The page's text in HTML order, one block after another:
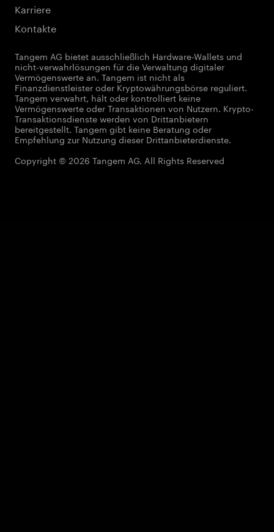
Karriere
Kontakte
Tangem AG bietet ausschließlich Hardware-Wallets und
nicht-verwahrlösungen für die Verwaltung digitaler
Vermögenswerte an. Tangem ist nicht als
Finanzdienstleister oder Kryptowährungsbörse reguliert.
Tangem verwahrt, hält oder kontrolliert keine
Vermögenswerte oder Transaktionen von Nutzern. Krypto-
Transaktionsdienste werden von Drittanbietern
bereitgestellt. Tangem gibt keine Beratung oder
Empfehlung zur Nutzung dieser Drittanbieterdienste.